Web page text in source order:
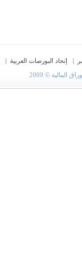
| إتحاد البورصات العربية |
© 2009